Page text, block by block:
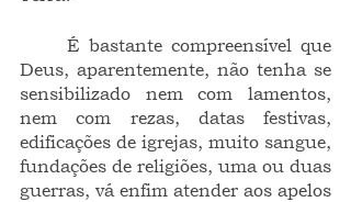
Deus, aparentemente, não tenha se
sensibilizado nem com lamentos,
nem com rezas, datas festivas,
edificações de igrejas, muito sangue,
fundações de religiões, uma ou duas
guerras, vá enfim atender aos apelos